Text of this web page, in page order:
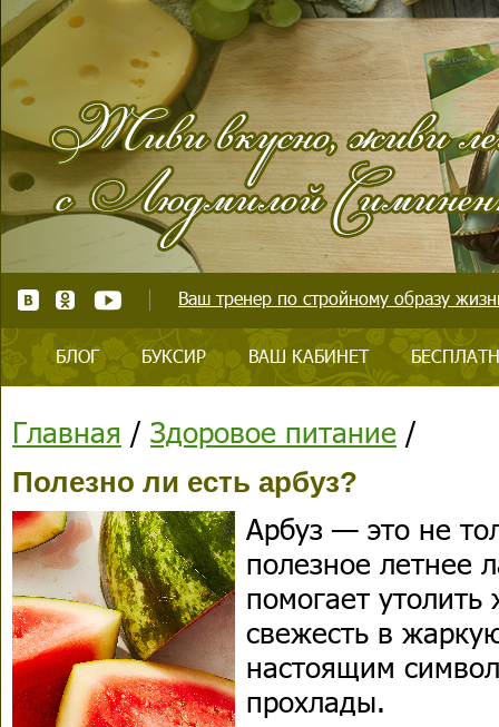
Ваш тренер по стройному образу
БЛОГ БУКСИР ВАШ КАБИНЕТ
Главная / Здоровое питание /
Полезно ли есть арбуз?
Арбуз — это не
полезное летнее
помогает
свежесть в
настоящим
прохлады.